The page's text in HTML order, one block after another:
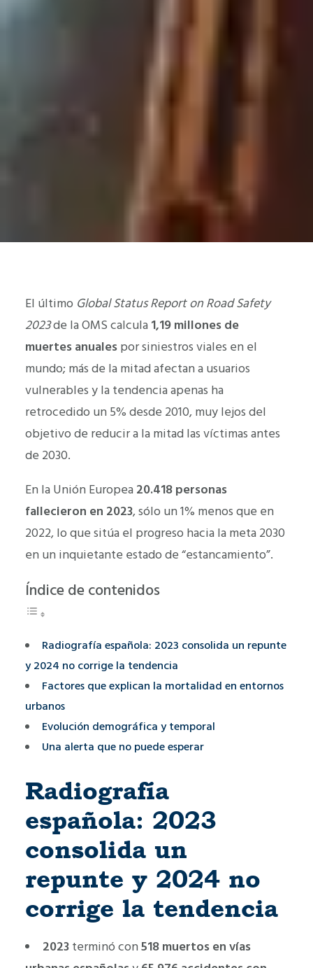
El último Global Status Report on Road Safety
2023de la OMS calcula 1,19 millones de
muertes anuales por siniestros viales en el
mundo; más de la mitad afectan a usuarios
vulnerables y la tendencia apenas ha
retrocedido un 5% desde 2010, muy lejos del
objetivo de reducir a la mitad las víctimas antes
de 2030.
En la Unión Europea 20.418 personas
fallecieron en 2023, sólo un 1% menos que en
2022, lo que sitúa el progreso hacia la meta 2030
en un inquietante estado de “estancamiento”.
Índice de contenidos
Radiografía española: 2023 consolida un repunte
y 2024 no corrige la tendencia
Factores que explican la mortalidad en entornos
urbanos
Evolución demográfica y temporal
Una alerta que no puede esperar
Radiografía
española: 2023
consolida un
repunte y 2024 no
corrige la tendencia
2023 terminó con518 muertos en vías